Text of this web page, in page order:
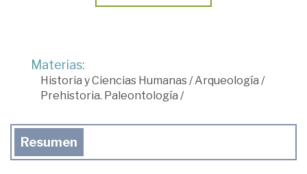
Materias:
Historia y Ciencias Humanas/Arqueología /
Prehistoria. Paleontología /
Resumen